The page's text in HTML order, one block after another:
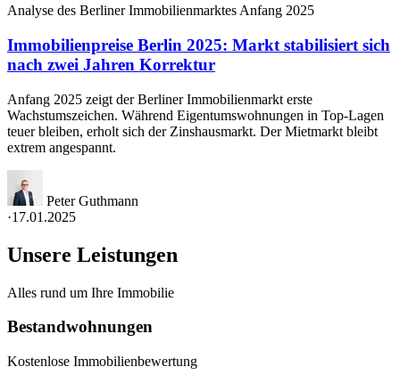
Analyse des Berliner Immobilienmarktes Anfang 2025
Immobilienpreise Berlin 2025: Markt stabilisiert sich
nach zwei Jahren Korrektur
Anfang 2025 zeigt der Berliner Immobilienmarkt erste
Wachstumszeichen. Während Eigentumswohnungen in Top-Lagen
teuer bleiben, erholt sich der Zinshausmarkt. Der Mietmarkt bleibt
extrem angespannt.
Peter Guthmann
·17.01.2025
Unsere Leistungen
Alles rund um Ihre Immobilie
Bestandwohnungen
Kostenlose Immobilienbewertung